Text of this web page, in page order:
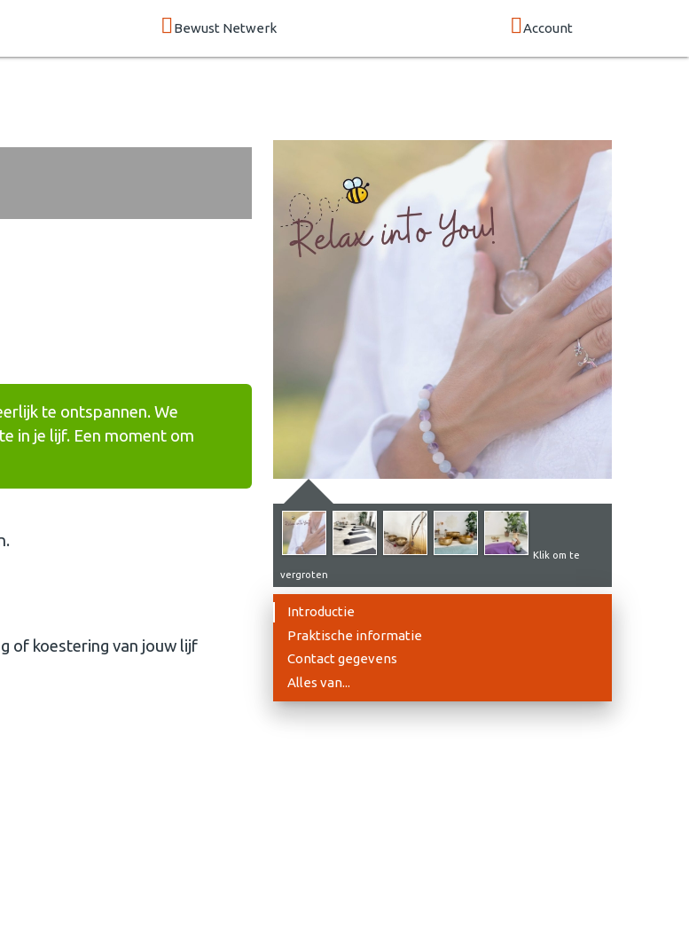
Bewust Netwerk Account
te ontspannen. We
in je lijf. Een moment om
of koestering van jouw lijf
Klik om te
vergroten
Introductie
Praktische informatie
Contact gegevens
Alles van...